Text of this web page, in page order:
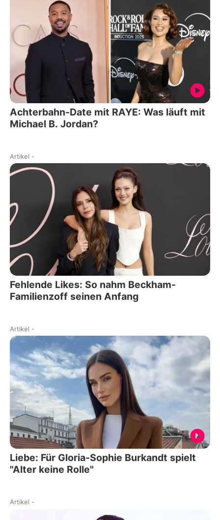
Achterbahn-Date mit RAYE: Was läuft mit
Michael B. Jordan?
Artikel -
Fehlende Likes: So nahm Beckham-
Familienzoff seinen Anfang
Artikel -
Liebe: Für Gloria-Sophie Burkandt spielt
"Alter keine Rolle"
Artikel -